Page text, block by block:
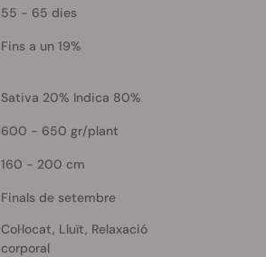
55 - 65 dies
Fins a un 19%
Sativa 20% Indica 80%
600 - 650 gr/plant
160 - 200 cm
Finals de setembre
Col·locat, Lluït, Relaxació
corporal